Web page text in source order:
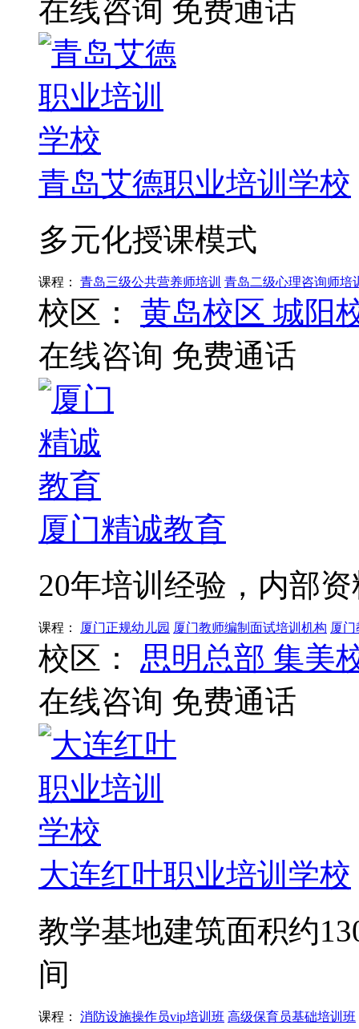
在线咨询 免费通话
青岛艾德职业培训学校
多元化授课模式
课程： 青岛三级公共营养师培训 青岛二级心理咨询师培
校区： 黄岛校区 城阳
在线咨询 免费通话
厦门精诚教育
20年培训经验，内部
课程： 厦门正规幼儿园 厦门教师编制面试培训机构 厦
校区： 思明总部 集美
在线咨询 免费通话
大连红叶职业培训学校
教学基地建筑面积约
间
课程： 消防设施操作员vip培训班 高级保育员基础培训班